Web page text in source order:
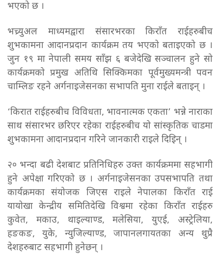
भएको छ ।
भच्र्युअल माध्यमद्वारा संसारभरका किराँत राईहरुबीच
शुभकामना आदानप्रदान कार्यक्रम तय भएको बताइएको छ ।
जुन १९ मा नेपाली समय साँझ ६ बजेदेखि सञ्चालन हुने सो
कार्यक्रमको प्रमुख अतिथि सिक्किमका पूर्वमुख्यमन्त्री पवन
चाम्लिङ रहने अर्गनाइजेसनका सभापति मुना राईले बताइन् ।
‘किरात राईहरुबीच विविधता, भावनात्मक एकता’ भन्ने नाराका
साथ संसारभर छरिएर रहेका राईहरुबीच यो सांस्कृतिक चाडमा
शुभकामना आदानप्रदान गरिने जानकारी राइले दिइिन् ।
२० भन्दा बढी देशबाट प्रतिनिधिहरु उक्त कार्यक्रममा सहभागी
हुने अपेक्षा गरिएको छ । अर्गनाइजेसनका उपसभापति तथा
कार्यक्रमका संयोजक जिएस राइले नेपालका किराँत राई
यायोखा केन्द्रीय समितिदेखि विश्वमा रहेका किराँत राईहरु
कुवेत, मकाउ, थाइल्याण्ड, मलेसिया, युएई, अस्ट्रेलिया,
हङकङ, युके, न्युजिल्याण्ड, जापानलगायतका अन्य थुप्रै
देशहरुबाट सहभागी हुनेछन् ।